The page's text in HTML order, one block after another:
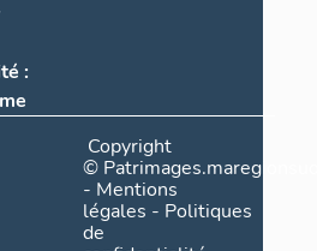
:
Copyright
©
- Mentions
légales - Politiques
de